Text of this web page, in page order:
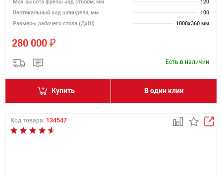
Мах высота фрезы над столом, мм
120
Вертикальный ход шпинделя, мм
100
Размеры рабочего стола (ДхШ)
1000х360 мм
280 000 ₽
Есть в наличии
Купить В один клик
Код товара: 134547